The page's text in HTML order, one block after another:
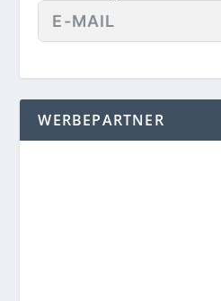
WERBEPARTNER